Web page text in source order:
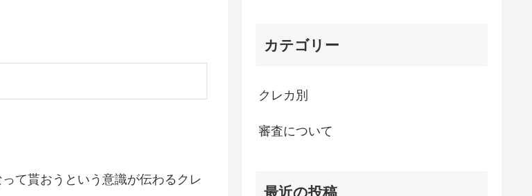
て貰おうという意識が伝わるクレ
カテゴリー
クレカ別
審査について
最近の投稿